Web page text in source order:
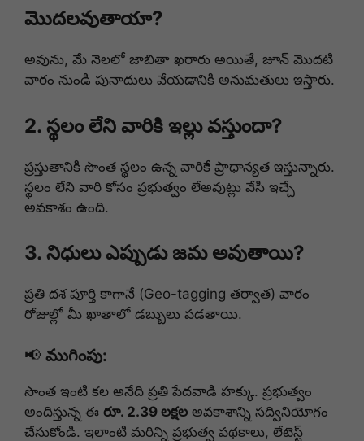
మొదలవుతాయా?
అవును, మే నెలలో జాబితా ఖరారు అయితే, జూన్ మొదటి
వారం నుండి పునాదులు వేయడానికి అనుమతులు ఇస్తారు.
2. స్థలం లేని వారికి ఇల్లు వస్తుందా?
ప్రస్తుతానికి సొంత స్థలం ఉన్న వారికే ప్రాధాన్యత ఇస్తున్నారు.
స్థలం లేని వారి కోసం ప్రభుత్వం లేఅవుట్లు వేసి ఇచ్చే
అవకాశం ఉంది.
3. నిధులు ఎప్పుడు జమ అవుతాయి?
ప్రతి దశ పూర్తి కాగానే (Geo-tagging తర్వాత) వారం
రోజుల్లో మీ ఖాతాలో డబ్బులు పడతాయి.
📢 ముగింపు:
సొంత ఇంటి కల అనేది ప్రతి పేదవాడి హక్కు. ప్రభుత్వం
అందిస్తున్న ఈ రూ. 2.39 లక్షల అవకాశాన్ని సద్వినియోగం
చేసుకోండి. ఇలాంటి మరిన్ని ప్రభుత్వ పథకాలు, లేటెస్ట్